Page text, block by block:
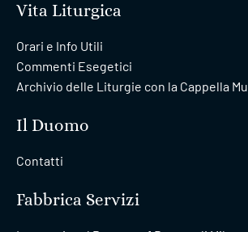
Vita Liturgica
Orari e Info Utili
Commenti Esegetici
Archivio delle Liturgie con la Cappella
Il Duomo
Contatti
Fabbrica Servizi